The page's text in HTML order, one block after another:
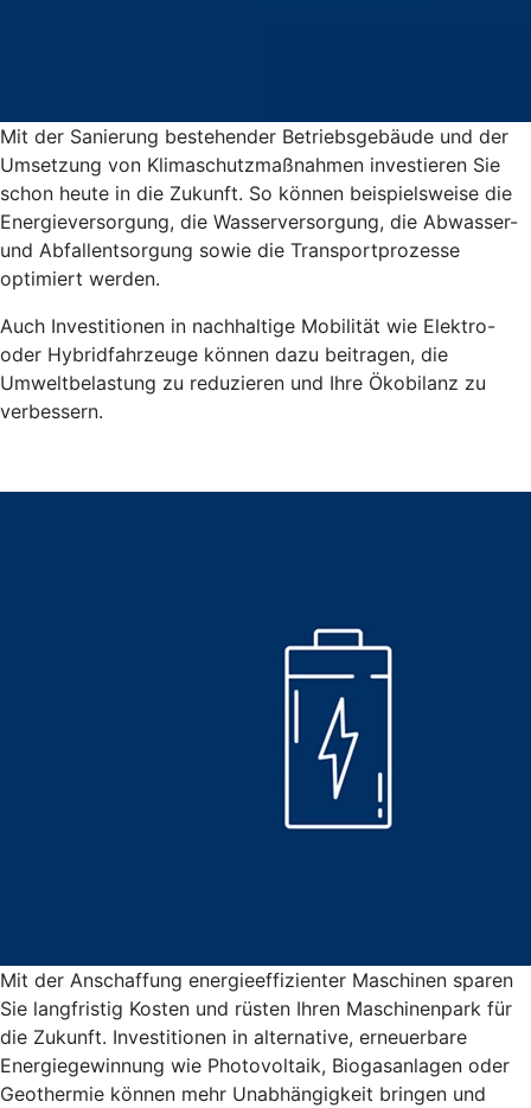
Mit der Sanierung bestehender Betriebsgebäude und der
Umsetzung von Klimaschutzmaßnahmen investieren Sie
schon heute in die Zukunft. So können beispielsweise die
Energieversorgung, die Wasserversorgung, die Abwasser-
und Abfallentsorgung sowie die Transportprozesse
optimiert werden.
Auch Investitionen in nachhaltige Mobilität wie Elektro-
oder Hybridfahrzeuge können dazu beitragen, die
Umweltbelastung zu reduzieren und Ihre Ökobilanz zu
verbessern.
Mit der Anschaffung energieeffizienter Maschinen sparen
Sie langfristig Kosten und rüsten Ihren Maschinenpark für
die Zukunft. Investitionen in alternative, erneuerbare
Energiegewinnung wie Photovoltaik, Biogasanlagen oder
Geothermie können mehr Unabhängigkeit bringen und